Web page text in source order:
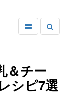
＆チー
シピ7選